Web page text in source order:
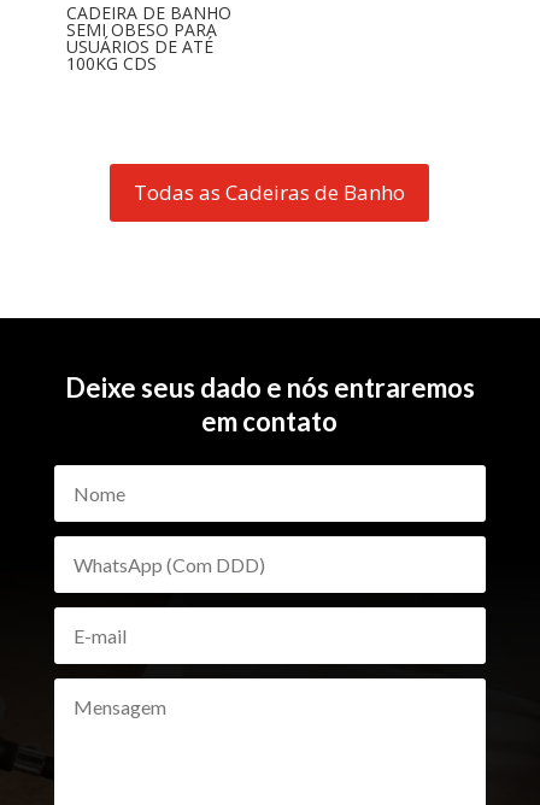
CADEIRA DE BANHO
SEMI OBESO PARA
USUÁRIOS DE ATÉ
100KG CDS
Todas as Cadeiras de Banho
Deixe seus dado e nós entraremos
em contato